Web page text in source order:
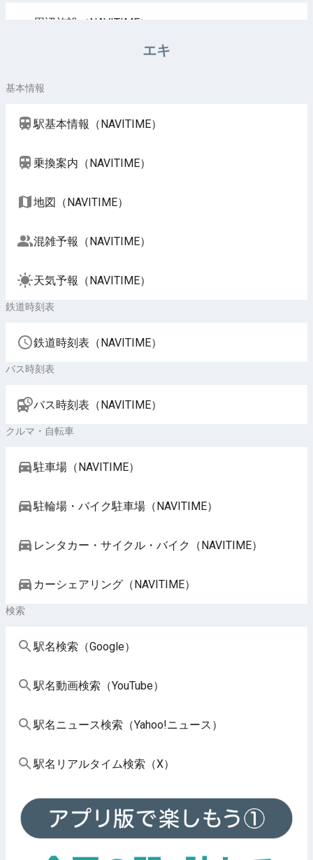
周辺施設（NAVITIME）
エキ
基本情報
駅基本情報（NAVITIME）
乗換案内（NAVITIME）
地図（NAVITIME）
混雑予報（NAVITIME）
天気予報（NAVITIME）
鉄道時刻表
鉄道時刻表（NAVITIME）
バス時刻表
バス時刻表（NAVITIME）
クルマ・自転車
駐車場（NAVITIME）
駐輪場・バイク駐車場（NAVITIME）
レンタカー・サイクル・バイク（NAVITIME）
カーシェアリング（NAVITIME）
検索
駅名検索（Google）
駅名動画検索（YouTube）
駅名ニュース検索（Yahoo!ニュース）
駅名リアルタイム検索（X）